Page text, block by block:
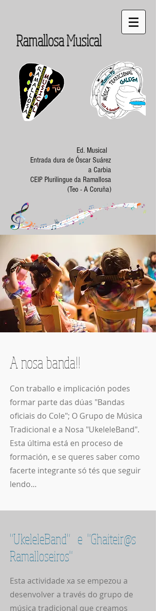
Ramallosa Musical
Ed. Musical
Entrada dura de Óscar Suárez
a Carbia
CEIP Plurilingue da Ramallosa
(Teo - A Coruña)
A nosa banda!!
Con traballo e implicación podes
formar parte das dúas "Bandas
oficiais do Cole"; O Grupo de Música
Tradicional e a Nosa "UkeleleBand".
Esta última está en proceso de
formación, e se queres saber como
facerte integrante só tés que seguir
lendo...
"UkeleleBand" e "Ghaiteir@s
Ramalloseiros"
Esta actividade xa se empezou a
desenvolver a través do grupo de
música tradicional que creamos